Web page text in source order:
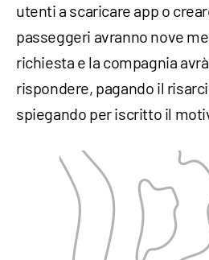
utenti a scaricare app o
passeggeri avranno nove
richiesta e la compagnia
rispondere, pagando il
spiegando per iscritto il